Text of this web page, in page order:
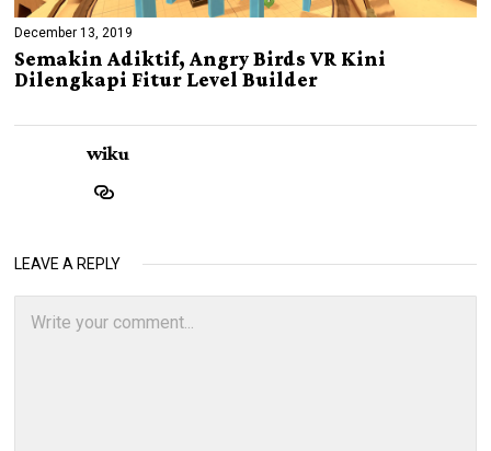
December 13, 2019
Semakin Adiktif, Angry Birds VR Kini
Dilengkapi Fitur Level Builder
wiku
LEAVE A REPLY